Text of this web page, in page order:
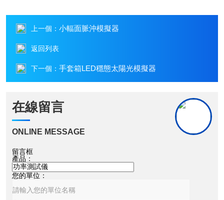
上一個： 小輻面脈沖模擬器
返回列表
下一個： 手套箱LED穩態太陽光模擬器
在線留言
ONLINE MESSAGE
留言框
產品：
您的單位：